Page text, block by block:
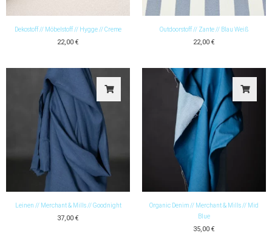
Dekostoff // Möbelstoff // Hygge // Creme
22,00 €
Outdoorstoff // Zante // Blau Weiß
22,00 €
Leinen // Merchant & Mills // Goodnight
37,00 €
Organic Denim // Merchant & Mills // Mid
Blue
35,00 €